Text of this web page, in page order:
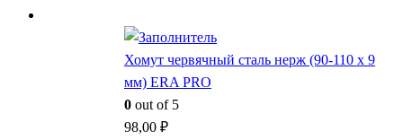
Хомут червячный сталь нерж (90-110 x 9
мм) ERA PRO
0 out of 5
98,00₽